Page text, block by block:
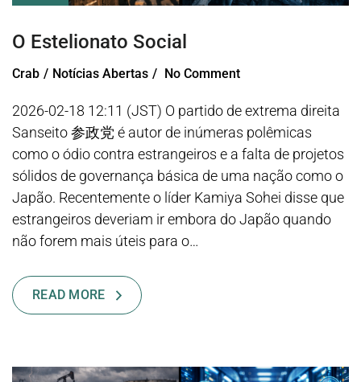
O Estelionato Social
Crab Notícias Abertas No Comment
2026-02-18 12:11 (JST) O partido de extrema direita
Sanseito 参政党 é autor de inúmeras polêmicas
como o ódio contra estrangeiros e a falta de projetos
sólidos de governança básica de uma nação como o
Japão. Recentemente o líder Kamiya Sohei disse que
estrangeiros deveriam ir embora do Japão quando
não forem mais úteis para o…
READ MORE